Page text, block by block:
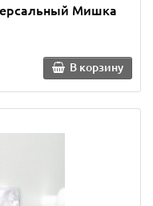
Мишка
В корзину